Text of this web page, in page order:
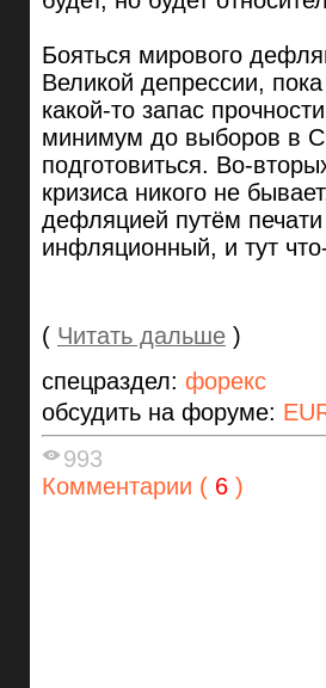
Бояться мирового
Великой депрессии,
какой-то запас
минимум до выборов в
подготовиться. Во-
кризиса никого не
дефляцией путём
инфляционный, и тут
( Читать дальше )
спецраздел: форекс
обсудить на форуме:
993
Комментарии ( 6 )